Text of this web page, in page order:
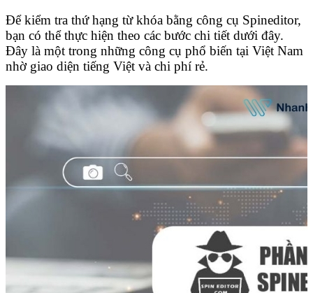
Để kiểm tra thứ hạng từ khóa bằng công cụ Spineditor,
bạn có thể thực hiện theo các bước chi tiết dưới đây.
Đây là một trong những công cụ phổ biến tại Việt Nam
nhờ giao diện tiếng Việt và chi phí rẻ.